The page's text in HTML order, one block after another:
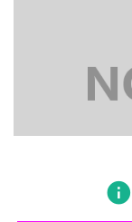
info